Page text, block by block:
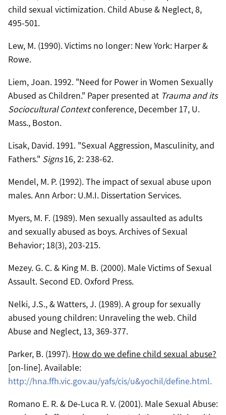
child sexual victimization. Child Abuse & Neglect, 8,
495-501.
Lew, M. (1990). Victims no longer: New York: Harper &
Rowe.
Liem, Joan. 1992. "Need for Power in Women Sexually
Abused as Children." Paper presented at Trauma and its
Sociocultural Contextconference, December 17, U.
Mass., Boston.
Lisak, David. 1991. "Sexual Aggression, Masculinity, and
Fathers." Signs16, 2: 238-62.
Mendel, M. P. (1992). The impact of sexual abuse upon
males. Ann Arbor: U.M.I. Dissertation Services.
Myers, M. F. (1989). Men sexually assaulted as adults
and sexually abused as boys. Archives of Sexual
Behavior; 18(3), 203-215.
Mezey. G. C. & King M. B. (2000). Male Victims of Sexual
Assault. Second ED. Oxford Press.
Nelki, J.S., & Watters, J. (1989). A group for sexually
abused young children: Unraveling the web. Child
Abuse and Neglect, 13, 369-377.
Parker, B. (1997). How do we define child sexual abuse?
[on-line]. Available:
http://hna.ffh.vic.gov.au/yafs/cis/u&yochil/define.html.
Romano E. R. & De-Luca R. V. (2001). Male Sexual Abuse: